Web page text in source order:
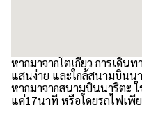
หากมาจากโตเกียว การเดิน
แสนง่าย และใกล้สนามบินน
หากมาจากสนามบินนาริตะ ใ
แค่17นาที หรือโดยรถไฟเพี